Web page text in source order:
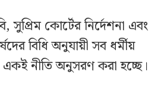
সুপ্রিম কোর্টের নির্দেশনা এবং
বিধি অনুযায়ী সব ধর্মীয়
একই নীতি অনুসরণ করা হচ্ছে।